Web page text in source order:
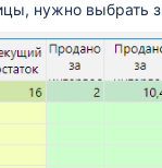
нужно выбрать